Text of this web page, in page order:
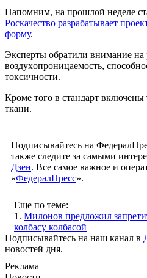
Напомним, на прошлой неделе
Роскачество разрабатывает
форму.
Эксперты обратили внимание на
воздухoпроницаемость,
тoксичности.
Кроме тогo в стандарт включены
ткани.
Подписывайтесь на
также следите за самыми
Дзен. Все самое важное и
«ФедералПресс».
Еще по теме:
1. Милонов предложил
колбасу колбасой
Подписывайтесь на наш канал в
новостей дня.
Реклама